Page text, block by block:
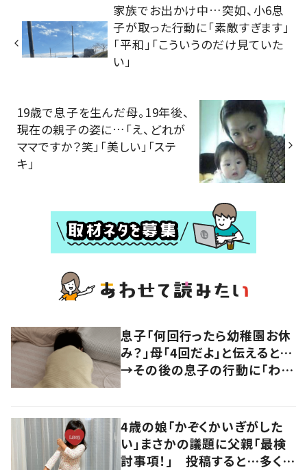
家族でお出かけ中…突如、小6息
子が取った行動に「素敵すぎます」
「平和」「こういうのだけ見ていた
い」
19歳で息子を生んだ母。19年後、
現在の親子の姿に…「え、どれが
ママですか？笑」「美しい」「ステ
キ」
息子「何回行ったら幼稚園お休
み？」母「4回だよ」と伝えると…
→その後の息子の行動に「わか
4歳の娘「かぞくかいぎがした
い」まさかの議題に父親「最検
討事項！」 投稿すると…多くの